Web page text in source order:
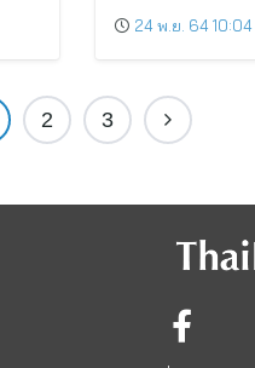
24 พ.ย. 64 10:04
2 3